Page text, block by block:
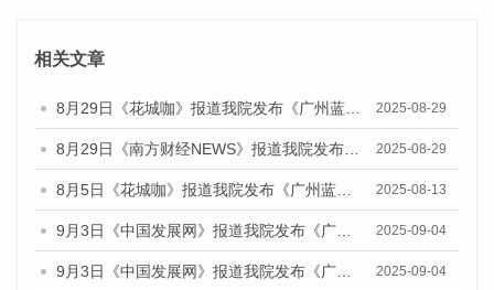
相关文章
2025-08-29
2025-08-29
2025-08-13
2025-09-04
2025-09-04